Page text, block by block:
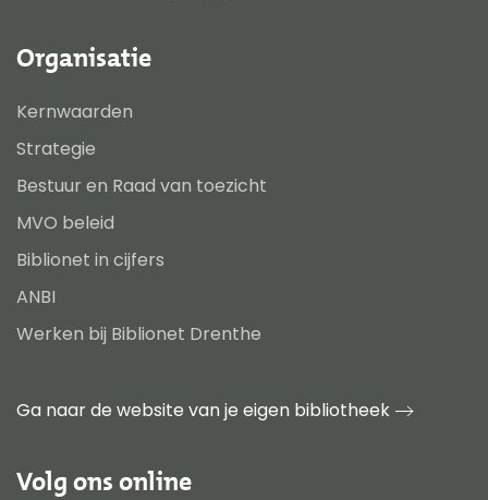
Organisatie
Kernwaarden
Strategie
Bestuur en Raad van toezicht
MVO beleid
Biblionet in cijfers
ANBI
Werken bij Biblionet Drenthe
Ga naar de website van je eigen bibliotheek
Volg ons online